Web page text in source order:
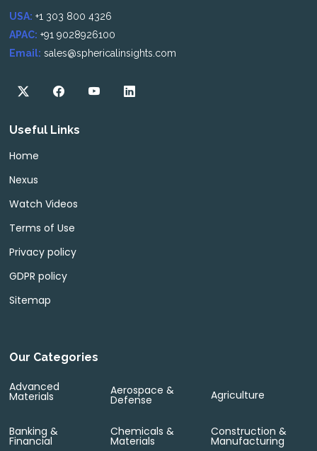
USA: +1 303 800 4326
APAC: +91 9028926100
Email: sales@sphericalinsights.com
Useful Links
Home
Nexus
Watch Videos
Terms of Use
Privacy policy
GDPR policy
Sitemap
Our Categories
Advanced
Materials Aerospace &
Defense Agriculture
Banking &
Financial
Chemicals &
Materials
Construction &
Manufacturing